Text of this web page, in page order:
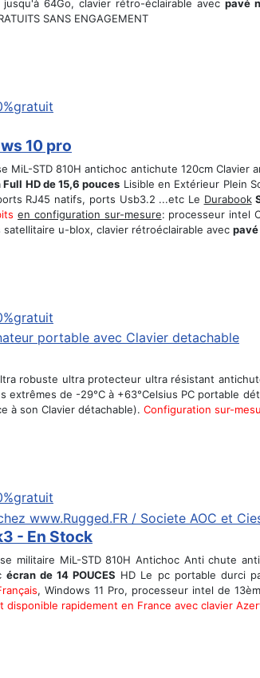
64Go, clavier rétro-éclairable avec pavé
SANS ENGAGEMENT
10 pro
MiL-STD 810H antichoc antichute 120cm Clavier
HD de 15,6 pouces Lisible en Extérieur Plein
RJ45 natifs, ports Usb3.2 ...etc Le Durabook
en configuration sur-mesure: processeur intel
u-blox, clavier rétroéclairable avec
robuste ultra protecteur ultra résistant
de -29°C à +63°Celsius PC portable
à son Clavier détachable). Configuration sur-
- En Stock
militaire MiL-STD 810H Antichoc Anti chute
écran de 14 POUCES HD Le pc portable durci
, Windows 11 Pro, processeur intel de
rapidement en France avec clavier